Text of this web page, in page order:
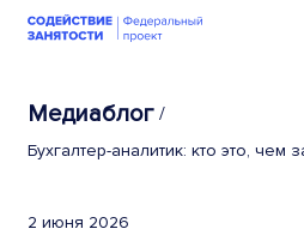
Медиаблог /
Бухгалтер-аналитик: кто это, чем
2 июня 2026